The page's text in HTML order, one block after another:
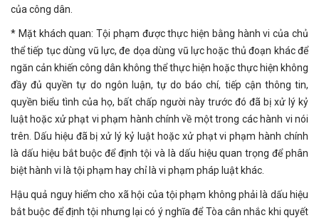
của công dân.
* Mặt khách quan: Tội phạm được thực hiện bằng hành vi của chủ
thể tiếp tục dùng vũ lực, đe dọa dùng vũ lực hoặc thủ đoạn khác để
ngăn cản khiến công dân không thể thực hiện hoặc thực hiện không
đầy đủ quyền tự do ngôn luận, tự do báo chí, tiếp cận thông tin,
quyền biểu tình của họ, bất chấp người này trước đó đã bị xử lý kỷ
luật hoặc xử phạt vi phạm hành chính về một trong các hành vi nói
trên. Dấu hiệu đã bị xử lý kỷ luật hoặc xử phạt vi phạm hành chính
là dấu hiệu bắt buộc để định tội và là dấu hiệu quan trọng để phân
biệt hành vi là tội phạm hay chỉ là vi phạm pháp luật khác.
Hậu quả nguy hiểm cho xã hội của tội phạm không phải là dấu hiệu
bắt buộc để định tội nhưng lại có ý nghĩa để Tòa cân nhắc khi quyết